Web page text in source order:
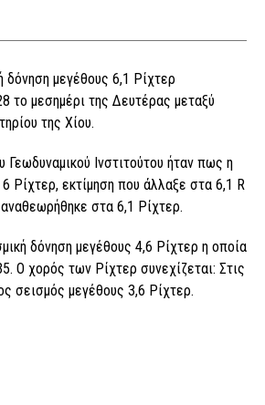
δόνηση μεγέθους 6,1 Ρίχτερ
το μεσημέρι της Δευτέρας μεταξύ
της Χίου.
Γεωδυναμικού Ινστιτούτου ήταν πως η
Ρίχτερ, εκτίμηση που άλλαξε στα 6,1 R
στα 6,1 Ρίχτερ.
δόνηση μεγέθους 4,6 Ρίχτερ η οποία
Ο χορός των Ρίχτερ συνεχίζεται: Στις
σεισμός μεγέθους 3,6 Ρίχτερ.